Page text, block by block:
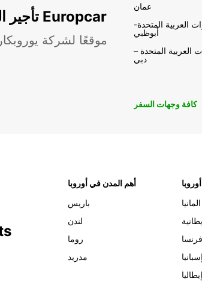
تأجير السيارات في قطر مع Europcar
موقعًا لشركة
عمان
العربية المتحدة-
أبوظبي
العربية المتحدة –
دبي
كافة وجهات السفر
أهم المدن في أوروبا
باريس
لندن
روما
مدريد
المانيا
فرنسا
إسبانيا
إيطاليا